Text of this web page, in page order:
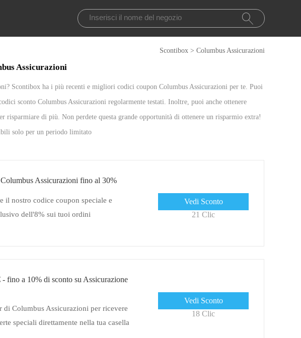
Scontibox > Columbus Assicurazioni
Assicurazioni
Scontibox ha i più recenti e migliori codici coupon Columbus Assicurazioni per te. Puoi
sconto Columbus Assicurazioni regolarmente testati. Inoltre, puoi anche ottenere
risparmiare di più. Non perdete questa grande opportunità di ottenere un risparmio extra!
solo per un periodo limitato
Assicurazioni fino al 30%
il nostro codice coupon speciale e
dell'8% sui tuoi ordini
Vedi Sconto
21 Clic
fino a 10% di sconto su Assicurazione
di Columbus Assicurazioni per ricevere
speciali direttamente nella tua casella
Vedi Sconto
18 Clic